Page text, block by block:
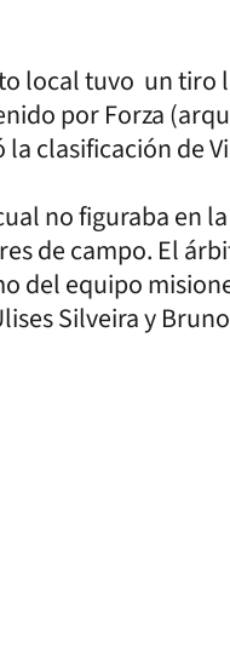
local tuvo un tiro
por Forza
clasificación de
no figuraba en
de campo. El
del equipo
Silveira y